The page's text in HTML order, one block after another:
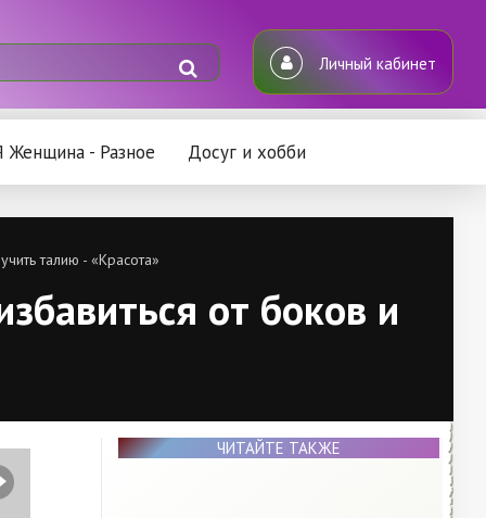
Личный кабинет
Женщина - Разное Досуг и хобби
талию - «Красота»
от боков и
ЧИТАЙТЕ ТАКЖЕ